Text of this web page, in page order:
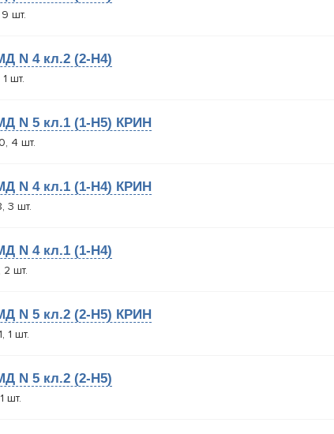
шт.
N 4 кл.2 (2-Н4)
шт.
N 5 кл.1 (1-Н5) КРИН
4 шт.
N 4 кл.1 (1-Н4) КРИН
3 шт.
N 4 кл.1 (1-Н4)
2 шт.
N 5 кл.2 (2-Н5) КРИН
1 шт.
N 5 кл.2 (2-Н5)
шт.